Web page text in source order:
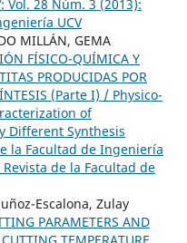
Vol. 28 Núm. 3 (2013):
UCV
MILLÁN, GEMA
FÍSICO-QUÍMICA Y
PRODUCIDAS POR
(Parte I) / Physico-
of
Different Synthesis
la Facultad de Ingeniería
Revista de la Facultad de
Escalona, Zulay
PARAMETERS AND